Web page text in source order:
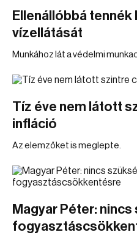
Ellenállóbbá tennék
vízellátását
Munkához lát a védelmi
Tíz éve nem látott
infláció
Az elemzőket is meglepte.
Magyar Péter: